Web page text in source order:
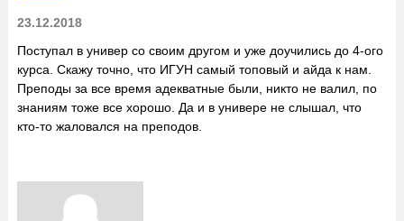
23.12.2018
Поступал в универ со своим другом и уже доучились до 4-ого
курса. Скажу точно, что ИГУН самый топовый и айда к нам.
Преподы за все время адекватные были, никто не валил, по
знаниям тоже все хорошо. Да и в универе не слышал, что
кто-то жаловался на преподов.